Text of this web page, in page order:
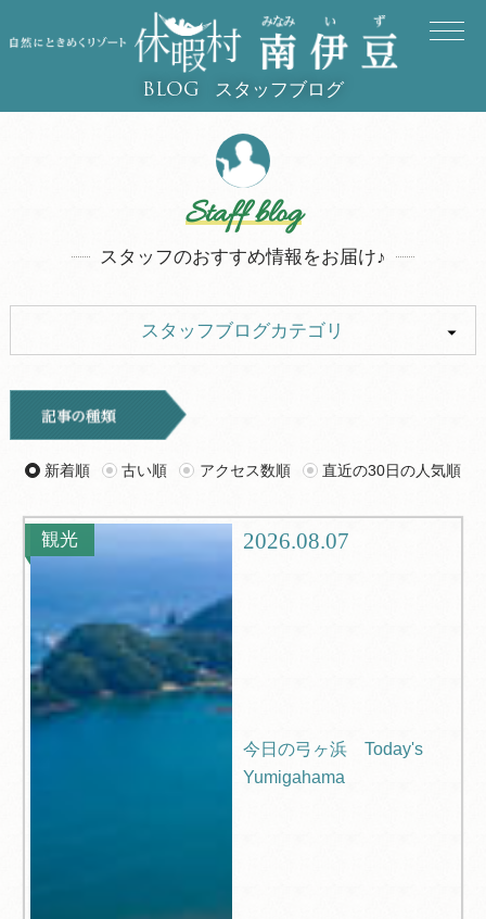
BLOG スタッフブログ
Staff blog
スタッフのおすすめ情報をお届け♪
スタッフブログカテゴリ
お知らせ
ツアー グルメ
観光
新着順 古い順 アクセス数順 直近の30日の人気順
観光 2026.08.07
今日の弓ヶ浜 Today's
Yumigahama